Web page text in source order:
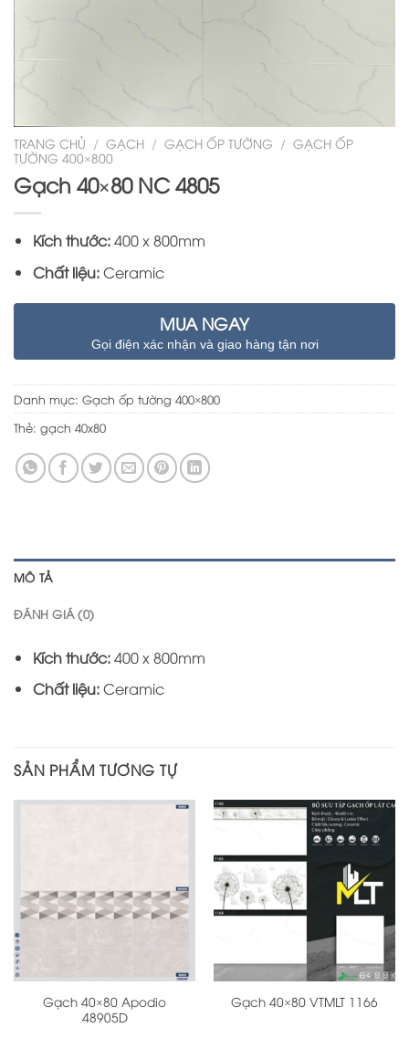
TRANG CHỦ / GẠCH / GẠCH ỐP TƯỜNG / GẠCH ỐP
TƯỜNG 400×800
Gạch 40×80 NC 4805
Kích thước:400 x 800mm
Chất liệu:Ceramic
MUA NGAY
Gọi điện xác nhận và giao hàng tận nơi
Danh mục: Gạch ốp tường 400×800
Thẻ: gạch 40x80
MÔ TẢ
ĐÁNH GIÁ (0)
Kích thước:400 x 800mm
Chất liệu:Ceramic
SẢN PHẨM TƯƠNG TỰ
Gạch 40×80 Apodio
48905D
Gạch 40×80 VTMLT 1166